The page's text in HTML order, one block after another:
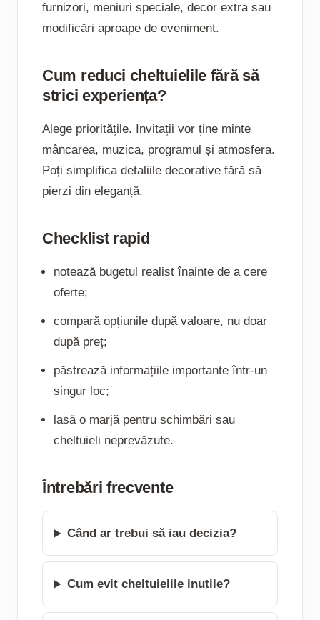
furnizori, meniuri speciale, decor extra sau
modificări aproape de eveniment.
Cum reduci cheltuielile fără să
strici experiența?
Alege prioritățile. Invitații vor ține minte
mâncarea, muzica, programul și atmosfera.
Poți simplifica detaliile decorative fără să
pierzi din eleganță.
Checklist rapid
notează bugetul realist înainte de a cere
oferte;
compară opțiunile după valoare, nu doar
după preț;
păstrează informațiile importante într-un
singur loc;
lasă o marjă pentru schimbări sau
cheltuieli neprevăzute.
Întrebări frecvente
Când ar trebui să iau decizia?
Cum evit cheltuielile inutile?